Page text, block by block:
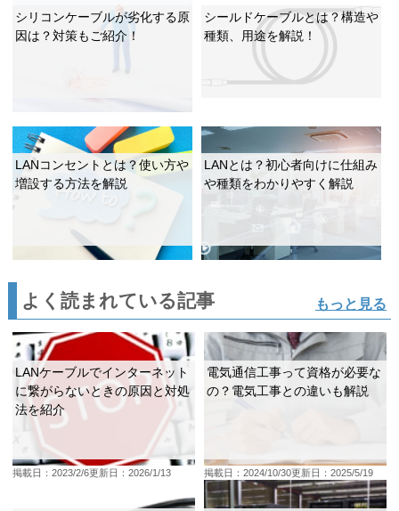
シリコンケーブルが劣化する原
因は？対策もご紹介！
シールドケーブルとは？構造や
種類、用途を解説！
LANコンセントとは？使い方や
増設する方法を解説
LANとは？初心者向けに仕組み
や種類をわかりやすく解説
よく読まれている記事 もっと見る
LANケーブルでインターネット
に繋がらないときの原因と対処
法を紹介
掲載日：2023/2/6更新日：2026/1/13
電気通信工事って資格が必要な
の？電気工事との違いも解説
掲載日：2024/10/30更新日：2025/5/19